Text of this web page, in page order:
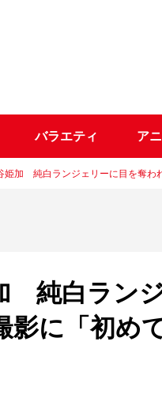
バラエティ ア
姫加 純白ランジェリーに目を奪わ
純白ラン
影に「初め